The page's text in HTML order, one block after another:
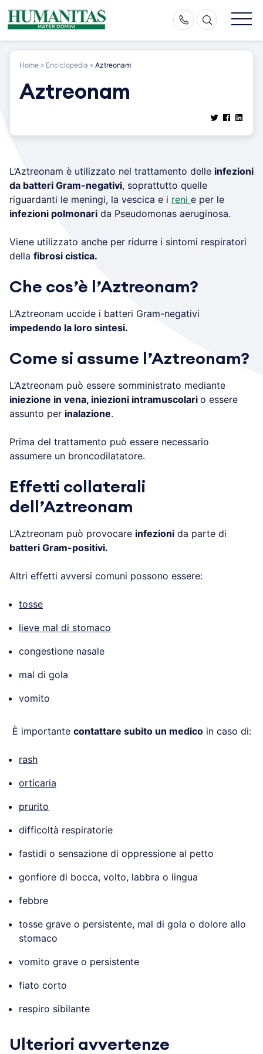
Skip
to
Home » Enciclopedia » Aztreonam
Aztreonam
L’Aztreonam è utilizzato nel trattamento delle infezioni
da batteri Gram-negativi, soprattutto quelle
riguardanti le meningi, la vescica e i reni e per le
infezioni polmonari da Pseudomonas aeruginosa.
Viene utilizzato anche per ridurre i sintomi respiratori
della fibrosi cistica.
Che cos’è l’Aztreonam?
L’Aztreonam uccide i batteri Gram-negativi
impedendo la loro sintesi.
Come si assume l’Aztreonam?
L’Aztreonam può essere somministrato mediante
iniezione in vena, iniezioni intramuscolari o essere
assunto per inalazione.
Prima del trattamento può essere necessario
assumere un broncodilatatore.
Effetti collaterali
dell’Aztreonam
L’Aztreonam può provocare infezioni da parte di
batteri Gram-positivi.
Altri effetti avversi comuni possono essere:
tosse
lieve mal di stomaco
congestione nasale
mal di gola
vomito
È importante contattare subito un medico in caso di:
rash
orticaria
prurito
difficoltà respiratorie
fastidi o sensazione di oppressione al petto
gonfiore di bocca, volto, labbra o lingua
febbre
tosse grave o persistente, mal di gola o dolore allo
stomaco
vomito grave o persistente
fiato corto
respiro sibilante
Ulteriori avvertenze